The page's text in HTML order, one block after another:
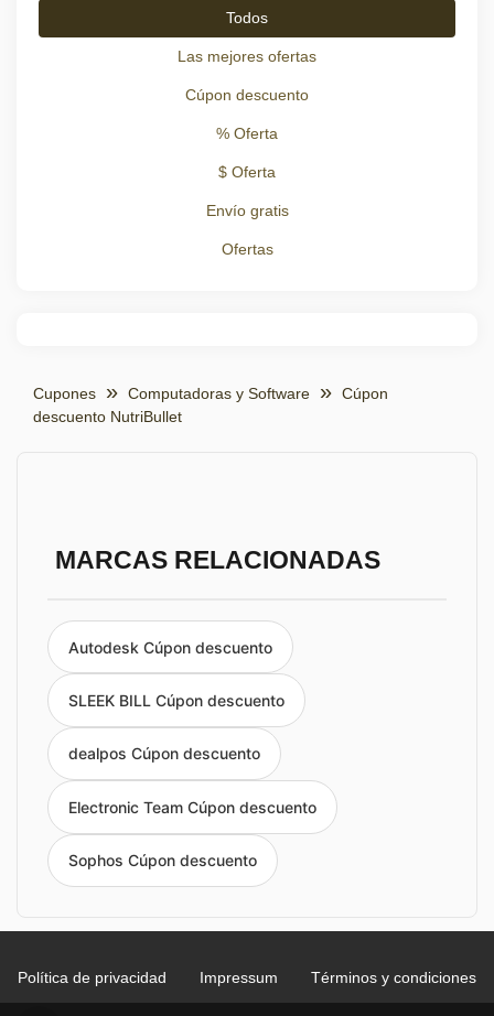
Todos
Las mejores ofertas
Cúpon descuento
% Oferta
$ Oferta
Envío gratis
Ofertas
Cupones Computadoras y Software
Cúpon
descuento NutriBullet
MARCAS RELACIONADAS
Autodesk Cúpon descuento
SLEEK BILL Cúpon descuento
dealpos Cúpon descuento
Electronic Team Cúpon descuento
Sophos Cúpon descuento
Política de privacidad Impressum Términos y condiciones